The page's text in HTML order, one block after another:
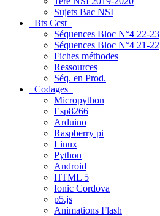
Sujets Bac NSI
Bts Ccst
Séquences Bloc N°4 22-23
Séquences Bloc N°4 21-22
Fiches méthodes
Ressources
Séq. en Prod.
Codages
Micropython
Esp8266
Arduino
Raspberry pi
Linux
Python
Android
HTML 5
Ionic Cordova
p5.js
Animations Flash